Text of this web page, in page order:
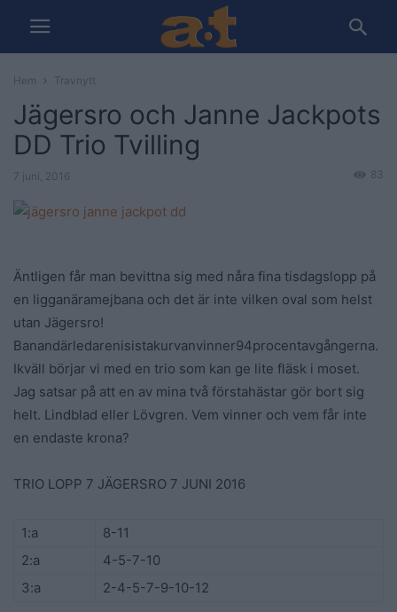
Hem Travnytt
Jägersro och Janne Jackpots
DD Trio Tvilling
7 juni, 2016 83
Äntligen får man bevittna sig med nåra fina tisdagslopp på
en ligganäramejbana och det är inte vilken oval som helst
utan Jägersro!
Banandärledarenisistakurvanvinner94procentavgångerna.
Ikväll börjar vi med en trio som kan ge lite fläsk i moset.
Jag satsar på att en av mina två förstahästar gör bort sig
helt. Lindblad eller Lövgren. Vem vinner och vem får inte
en endaste krona?
TRIO LOPP 7 JÄGERSRO 7 JUNI 2016
1:a 8-11
2:a
4-5-7-10
3:a
2-4-5-7-9-10-12